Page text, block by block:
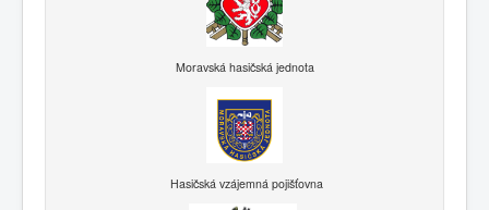
Moravská hasičská jednota
Hasičská vzájemná pojišťovna